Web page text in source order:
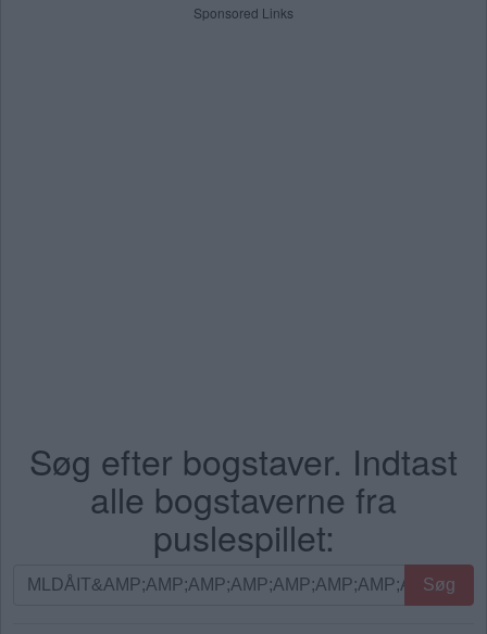
Sponsored Links
Søg efter bogstaver. Indtast
alle bogstaverne fra
puslespillet:
Søg
Søg